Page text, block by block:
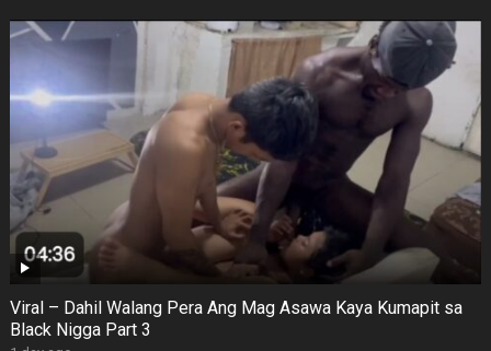
Viral – Dahil Walang Pera Ang Mag Asawa Kaya Kumapit sa
Black Nigga Part 3